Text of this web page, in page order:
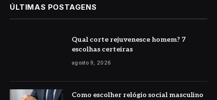
ÚLTIMAS POSTAGENS
Qual corte rejuvenesce homem? 7
escolhas certeiras
agosto 9, 2026
Como escolher relógio social masculino